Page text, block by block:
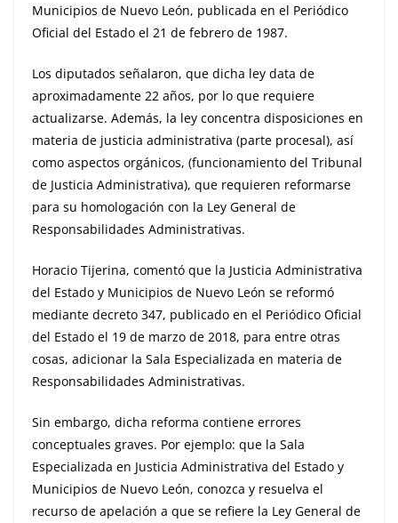
Municipios de Nuevo León, publicada en el Periódico
Oficial del Estado el 21 de febrero de 1987.
Los diputados señalaron, que dicha ley data de
aproximadamente 22 años, por lo que requiere
actualizarse. Además, la ley concentra disposiciones en
materia de justicia administrativa (parte procesal), así
como aspectos orgánicos, (funcionamiento del Tribunal
de Justicia Administrativa), que requieren reformarse
para su homologación con la Ley General de
Responsabilidades Administrativas.
Horacio Tijerina, comentó que la Justicia Administrativa
del Estado y Municipios de Nuevo León se reformó
mediante decreto 347, publicado en el Periódico Oficial
del Estado el 19 de marzo de 2018, para entre otras
cosas, adicionar la Sala Especializada en materia de
Responsabilidades Administrativas.
Sin embargo, dicha reforma contiene errores
conceptuales graves. Por ejemplo: que la Sala
Especializada en Justicia Administrativa del Estado y
Municipios de Nuevo León, conozca y resuelva el
recurso de apelación a que se refiere la Ley General de